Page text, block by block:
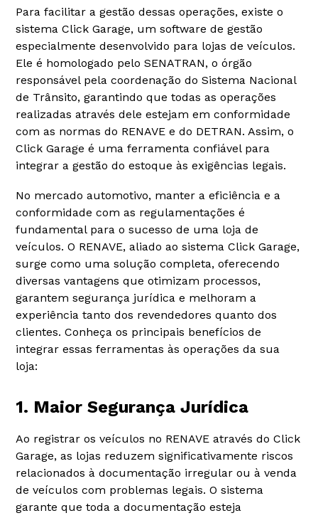
Para facilitar a gestão dessas operações, existe o
sistema Click Garage, um software de gestão
especialmente desenvolvido para lojas de veículos.
Ele é homologado pelo SENATRAN, o órgão
responsável pela coordenação do Sistema Nacional
de Trânsito, garantindo que todas as operações
realizadas através dele estejam em conformidade
com as normas do RENAVE e do DETRAN. Assim, o
Click Garage é uma ferramenta confiável para
integrar a gestão do estoque às exigências legais.
No mercado automotivo, manter a eficiência e a
conformidade com as regulamentações é
fundamental para o sucesso de uma loja de
veículos. O RENAVE, aliado ao sistema Click Garage,
surge como uma solução completa, oferecendo
diversas vantagens que otimizam processos,
garantem segurança jurídica e melhoram a
experiência tanto dos revendedores quanto dos
clientes. Conheça os principais benefícios de
integrar essas ferramentas às operações da sua
loja:
1. Maior Segurança Jurídica
Ao registrar os veículos no RENAVE através do Click
Garage, as lojas reduzem significativamente riscos
relacionados à documentação irregular ou à venda
de veículos com problemas legais. O sistema
garante que toda a documentação esteja